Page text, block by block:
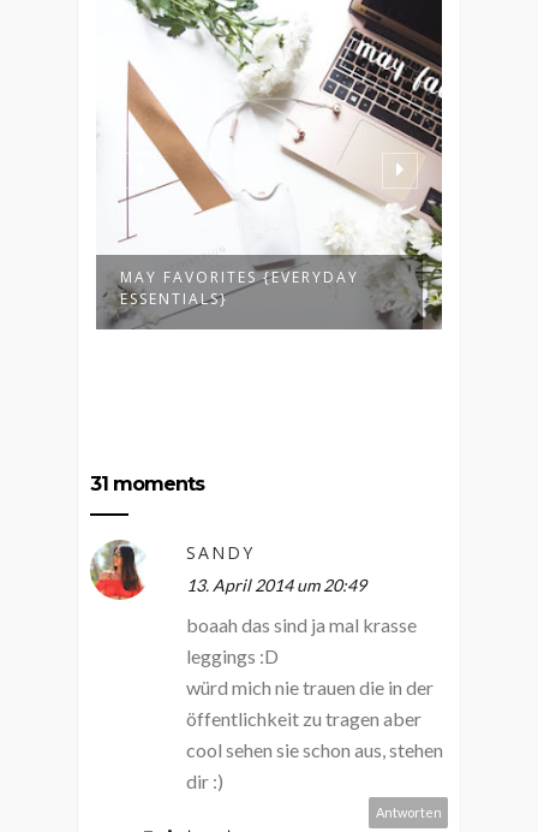
MAY FAVORITES {EVERYDAY
ESSENTIALS}
31 moments
SANDY
13. April 2014 um 20:49
boaah das sind ja mal krasse
leggings :D
würd mich nie trauen die in der
öffentlichkeit zu tragen aber
cool sehen sie schon aus, stehen
dir :)
Antworten